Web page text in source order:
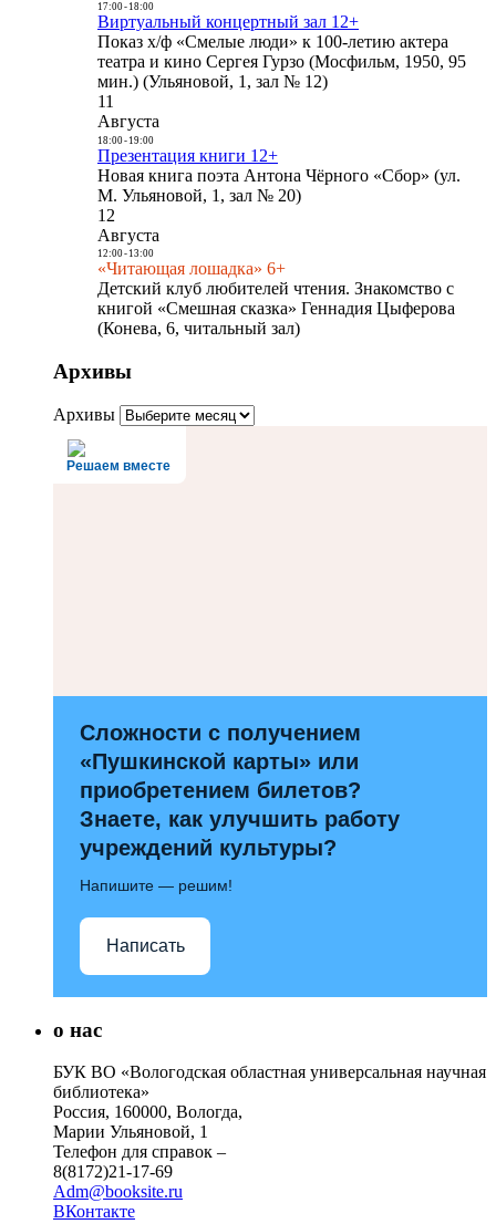
17:00- 18:00
Виртуальный концертный зал 12+
Показ х/ф «Смелые люди» к 100-летию актера
театра и кино Сергея Гурзо (Мосфильм, 1950, 95
мин.) (Ульяновой, 1, зал № 12)
11
Августа
18:00- 19:00
Презентация книги 12+
Новая книга поэта Антона Чёрного «Сбор» (ул.
М. Ульяновой, 1, зал № 20)
12
Августа
12:00- 13:00
«Читающая лошадка» 6+
Детский клуб любителей чтения. Знакомство с
книгой «Смешная сказка» Геннадия Цыферова
(Конева, 6, читальный зал)
Архивы
Архивы
Решаем вместе
Сложности с получением
«Пушкинской карты» или
приобретением билетов?
Знаете, как улучшить работу
учреждений культуры?
Напишите — решим!
Написать
о нас
БУК ВО «Вологодская областная универсальная научная
библиотека»
Россия, 160000, Вологда,
Марии Ульяновой, 1
Телефон для справок –
8(8172)21-17-69
Adm@booksite.ru
ВКонтакте